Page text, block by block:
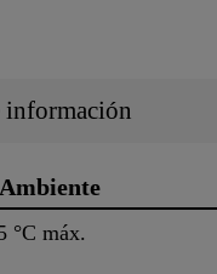
°C máx.